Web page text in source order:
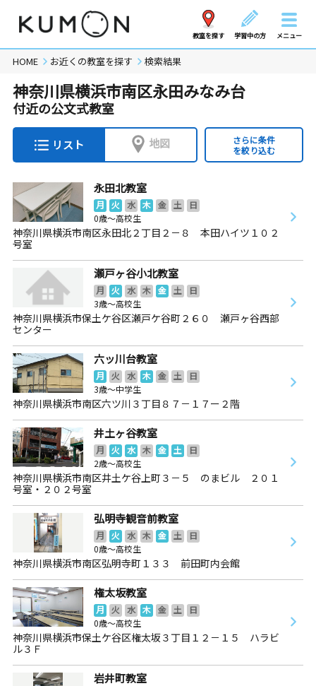
教室を探す 学習中の方 メニュー
HOME お近くの教室を探す 検索結果
神奈川県横浜市南区永田みなみ台
付近の公文式教室
リスト 地図
さらに条件
を絞り込む
永田北教室
月 火 水 木 金 土
日
0歳～高校生
神奈川県横浜市南区永田北２丁目２－８ 本田ハイツ１０２
号室
瀬戸ヶ谷小北教室
月 火 水 木 金 土
日
3歳～高校生
神奈川県横浜市保土ケ谷区瀬戸ケ谷町２６０ 瀬戸ヶ谷西部
センター
六ッ川台教室
月 火 水 木 金 土
日
3歳～中学生
神奈川県横浜市南区六ツ川３丁目８７－１７ー２階
井土ヶ谷教室
月 火 水 木 金 土
日
2歳～高校生
神奈川県横浜市南区井土ケ谷上町３－５ のまビル ２０１
号室・２０２号室
弘明寺観音前教室
月 火 水 木 金 土
日
0歳～高校生
神奈川県横浜市南区弘明寺町１３３ 前田町内会館
権太坂教室
月 火 水 木 金 土
日
0歳～高校生
神奈川県横浜市保土ケ谷区権太坂３丁目１２－１５ ハラビ
ル３Ｆ
岩井町教室